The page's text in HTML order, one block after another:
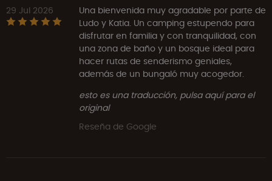
29 Jul 2026
Una bienvenida muy agradable por parte de
Ludo y Katia. Un camping estupendo para
disfrutar en familia y con tranquilidad, con
una zona de baño y un bosque ideal para
hacer rutas de senderismo geniales,
además de un bungaló muy acogedor.
esto es una traducción, pulsa aquí para el
original
Reseña de Google